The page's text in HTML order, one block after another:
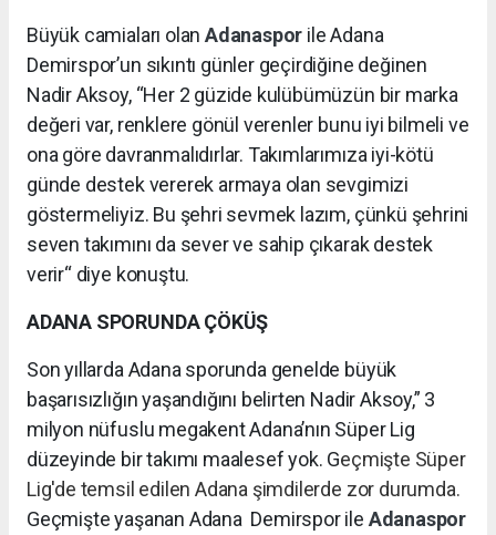
Büyük camiaları olan Adanaspor ile Adana
Demirspor’un sıkıntı günler geçirdiğine değinen
Nadir Aksoy, “Her 2 güzide kulübümüzün bir marka
değeri var, renklere gönül verenler bunu iyi bilmeli ve
ona göre davranmalıdırlar. Takımlarımıza iyi-kötü
günde destek vererek armaya olan sevgimizi
göstermeliyiz. Bu şehri sevmek lazım, çünkü şehrini
seven takımını da sever ve sahip çıkarak destek
verir“ diye konuştu.
ADANA SPORUNDA ÇÖKÜŞ
Son yıllarda Adana sporunda genelde büyük
başarısızlığın yaşandığını belirten Nadir Aksoy,” 3
milyon nüfuslu megakent Adana’nın Süper Lig
düzeyinde bir takımı maalesef yok. Geçmişte Süper
Lig'de temsil edilen Adana şimdilerde zor durumda.
Geçmişte yaşanan Adana Demirspor ile Adanaspor